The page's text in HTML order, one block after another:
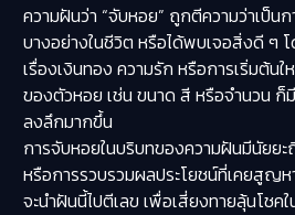
ความฝันว่า “จับหอย” ถูกตีความว่าเป็น
บางอย่างในชีวิต หรือได้พบเจอสิ่งดี ๆ
เรื่องเงินทอง ความรัก หรือการเริ่มต้นใ
ของตัวหอย เช่น ขนาด สี หรือจำนวน ก็
ลงลึกมากขึ้น
การจับหอยในบริบทของความฝันมีนัย
หรือการรวบรวมผลประโยชน์ที่เคยสูญ
จะนำฝันนี้ไปตีเลข เพื่อเสี่ยงทายลุ้นโช